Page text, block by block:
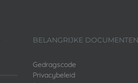
BELANGRIJKE DOCUMENTEN
Gedragscode
Privacybeleid